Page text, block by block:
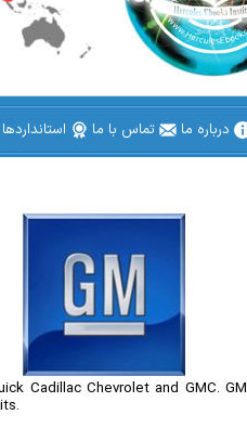
درباره ما تماس با ما استانداردها
Cadillac Chevrolet and GMC. GM